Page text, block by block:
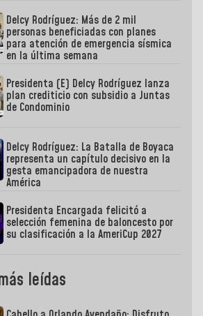
Delcy Rodríguez: Más de 2 mil
personas beneficiadas con planes
para atención de emergencia sísmica
en la última semana
Presidenta (E) Delcy Rodríguez lanza
plan crediticio con subsidio a Juntas
de Condominio
Delcy Rodríguez: La Batalla de Boyaca
representa un capítulo decisivo en la
gesta emancipadora de nuestra
América
Presidenta Encargada felicitó a
selección femenina de baloncesto por
su clasificación a la AmeriCup 2027
leídas